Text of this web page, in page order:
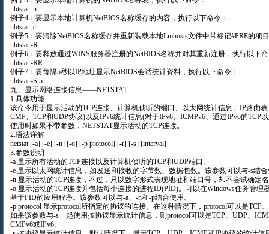
nbtstat -n
例子4：要显示本地计算机NetBIOS名称缓存的内容，执行以下命令：
nbtstat -c
例子5：要清除NetBIOS名称缓存并重新装载本地Lmhosts文件中带标记#PRE的项
nbtstat -R
例子6：要释放通过WINS服务器注册的NetBIOS名称并对其重新注册，执行以下
nbtstat -RR
例子7：要每隔5秒以IP地址显示NetBIOS会话统计资料，执行以下命令：
nbtstat -S 5
九、显示网络连接信息——NETSTAT
1.具体功能
该命令用于显示活动的TCP连接、计算机侦听的端口、以太网统计信息、IP路由
CMP、TCP和UDP协议)以及IPv6统计信息(对于IPv6、ICMPv6、通过IPv6的TCP
使用时如果不带参数，NETSTAT显示活动的TCP连接。
2.语法详解
netstat [-a] [-e] [-n] [-o] [-p protocol] [-r] [-s] [interval]
3.参数说明
-a 显示所有活动的TCP连接以及计算机侦听的TCP和UDP端口。
-e 显示以太网统计信息，如发送和接收的字节数、数据包数。该参数可以与-s结
-n 显示活动的TCP连接，不过，只以数字形式表现地址和端口号，却不尝试确定
-o 显示活动的TCP连接并包括每个连接的进程ID(PID)。可以在Windows任务管理
基于PID的应用程序。该参数可以与-a、-n和-p结合使用。
-p protocol 显示protocol所指定的协议的连接。在这种情况下，protocol可以是TCP
如果该参数与-s一起使用按协议显示统计信息，则protocol可以是TCP、UDP、
CMPv6或IPv6。